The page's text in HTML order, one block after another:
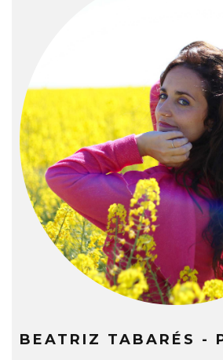
BEATRIZ TABARÉS -